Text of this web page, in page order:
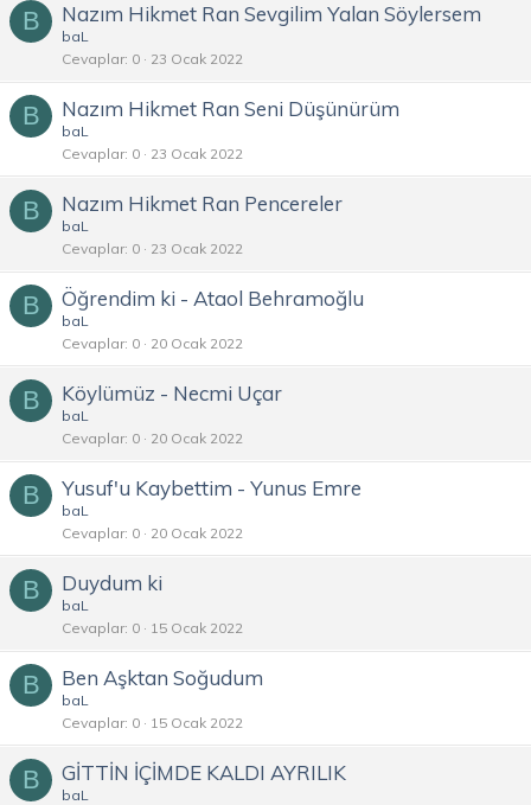
B Nazım Hikmet Ran Sevgilim Yalan Söylersem
baL
Cevaplar 0 23 Ocak 2022
B Nazım Hikmet Ran Seni Düşünürüm
baL
Cevaplar 0 23 Ocak 2022
B Nazım Hikmet Ran Pencereler
baL
Cevaplar 0 23 Ocak 2022
B Öğrendim ki - Ataol Behramoğlu
baL
Cevaplar 0 20 Ocak 2022
B Köylümüz - Necmi Uçar
baL
Cevaplar 0 20 Ocak 2022
B Yusuf'u Kaybettim - Yunus Emre
baL
Cevaplar 0 20 Ocak 2022
B Duydum ki
baL
Cevaplar 0 15 Ocak 2022
B Ben Aşktan Soğudum
baL
Cevaplar 0 15 Ocak 2022
B GİTTİN İÇİMDE KALDI AYRILIK
baL